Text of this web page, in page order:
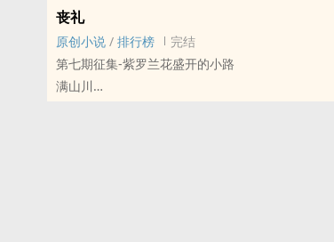
完结
丧礼
原创小说 / 排行榜
完结
第七期征集-紫罗兰花盛开的小路
满山川